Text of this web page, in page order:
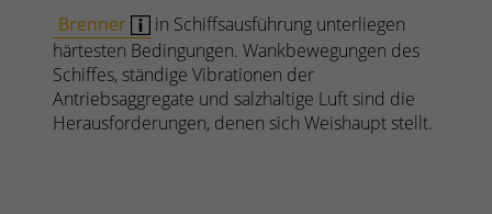
Brenner
in Schiffsausführung unterliegen
härtesten Bedingungen. Wankbewegungen des
Schiffes, ständige Vibrationen der
Antriebsaggregate und salzhaltige Luft sind die
Herausforderungen, denen sich Weishaupt stellt.